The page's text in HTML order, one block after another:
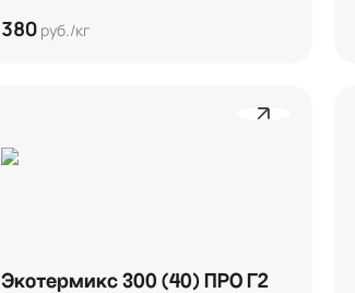
380 руб./кг
Экотермикс 300 (40) ПРО Г2